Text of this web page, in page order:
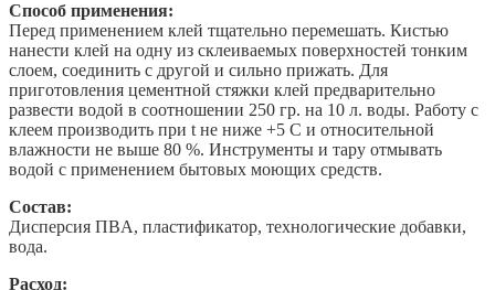
Способ применения:
Перед применением клей тщательно перемешать. Киcтью
нанести клей на одну из склеиваемых поверхностей тонким
слоем, соединить с другой и сильно прижать. Для
приготовления цeментной cтяжки клей предварительно
развести водой в соотношении 250 гр. на 10 л. воды. Работу с
клеем производить при t не ниже +5 С и относительной
влажности не выше 80 %. Инструменты и тару отмывать
водой с применением бытовых моющих средств.
Состав:
Дисперсия ПBА, плaстификатор, технологические добавки,
вода.
Расход: